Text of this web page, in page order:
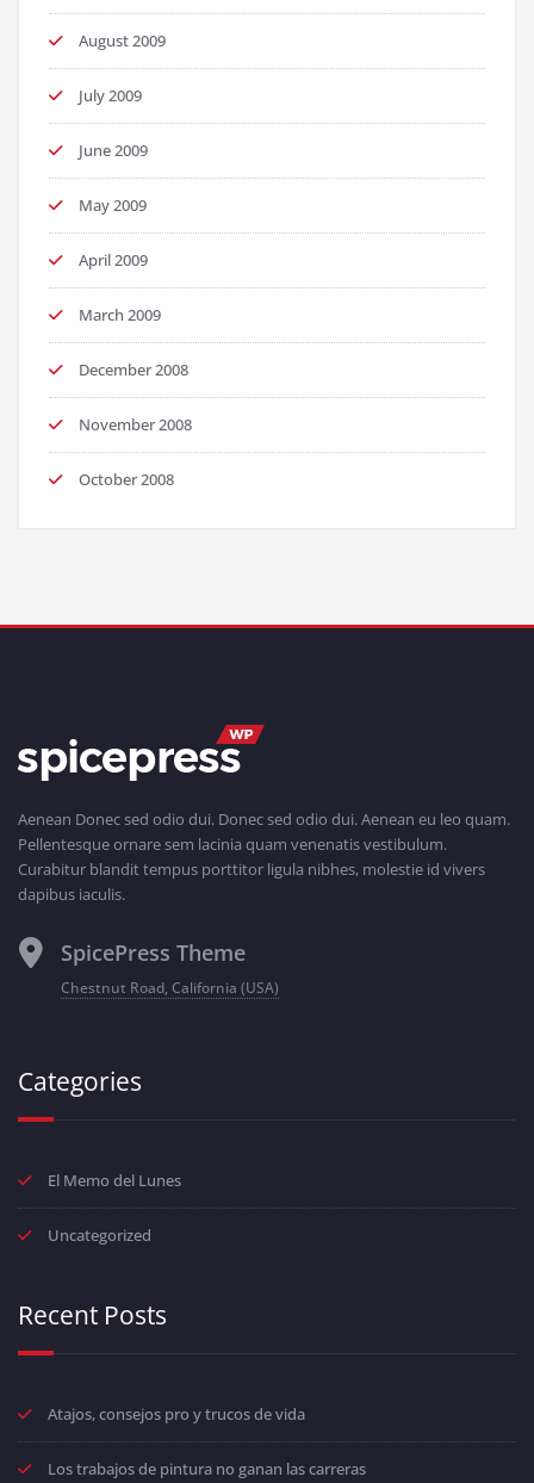
August 2009
July 2009
June 2009
May 2009
April 2009
March 2009
December 2008
November 2008
October 2008
Aenean Donec sed odio dui. Donec sed odio dui. Aenean eu leo quam.
Pellentesque ornare sem lacinia quam venenatis vestibulum.
Curabitur blandit tempus porttitor ligula nibhes, molestie id vivers
dapibus iaculis.
SpicePress Theme
Chestnut Road, California (USA)
Categories
El Memo del Lunes
Uncategorized
Recent Posts
Atajos, consejos pro y trucos de vida
Los trabajos de pintura no ganan las carreras